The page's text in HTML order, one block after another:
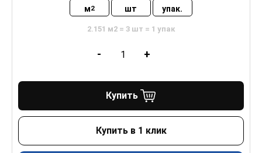
м2 шт упак.
2.151 м2 = 3 шт = 1 упак
- +
Купить
Купить в 1 клик